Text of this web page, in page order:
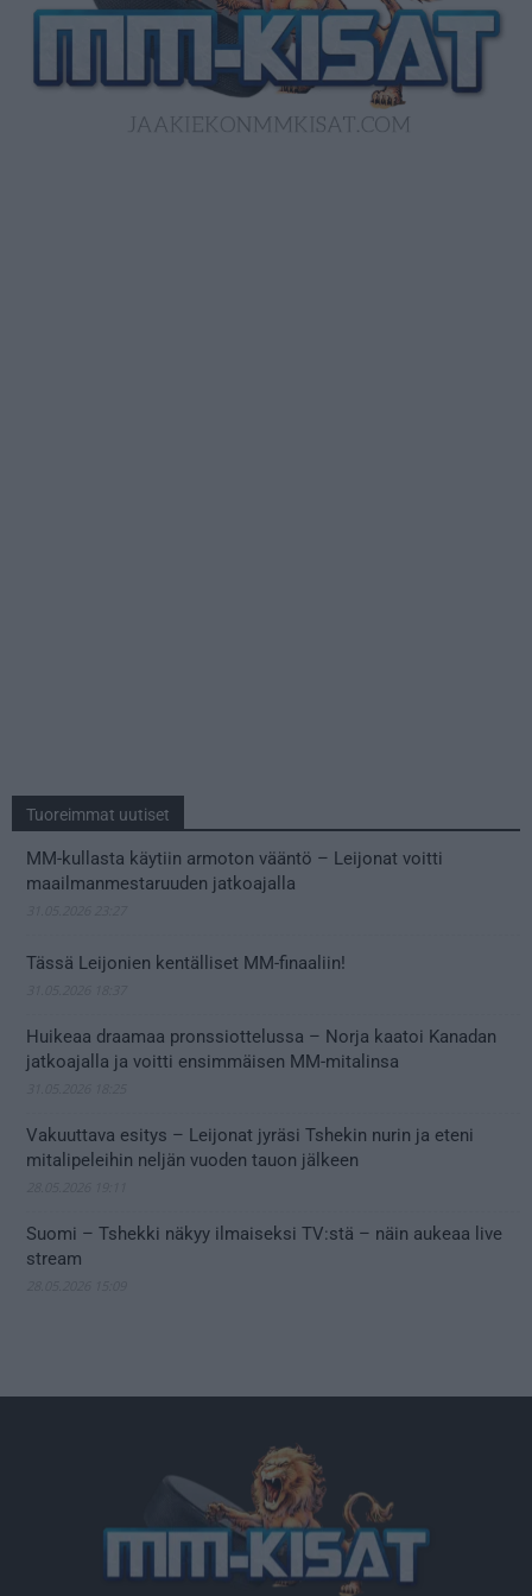
Tuoreimmat uutiset
MM-kullasta käytiin armoton vääntö – Leijonat voitti
maailmanmestaruuden jatkoajalla
Tässä Leijonien kentälliset MM-finaaliin!
Huikeaa draamaa pronssiottelussa – Norja kaatoi Kanadan
jatkoajalla ja voitti ensimmäisen MM-mitalinsa
Vakuuttava esitys – Leijonat jyräsi Tshekin nurin ja eteni
mitalipeleihin neljän vuoden tauon jälkeen
Suomi – Tshekki näkyy ilmaiseksi TV:stä – näin aukeaa live
stream